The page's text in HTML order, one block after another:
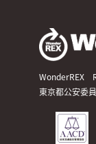
WonderREX
東京都公安委